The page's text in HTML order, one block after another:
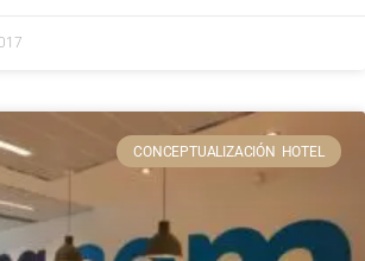
CONCEPTUALIZACIÓN HOTEL